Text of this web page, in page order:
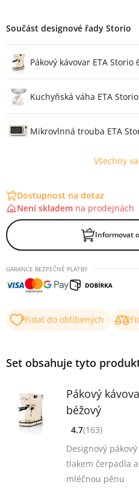
Součást designové řady Storio
Pákový kávovar ETA Storio
Kuchyňská váha ETA
Mikrovlnná trouba ETA
Všechny
Dostupnost na dotaz
Není skladem na prodejnách
Informovat
GARANCE BEZPEČNÉ PLATBY
Přidat do oblíbených
Set obsahuje tyto
Pákový
béžový
4.7
z 5
4.7(163)
Designový
tlakem čerpadla
mléčnou pěnu